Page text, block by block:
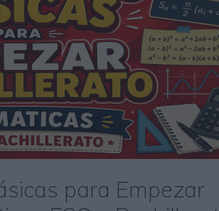
para Empezar